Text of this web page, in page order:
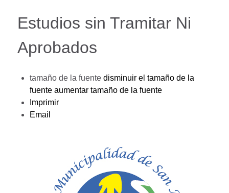
Estudios sin Tramitar Ni
Aprobados
tamaño de la fuente disminuir el tamaño de la
fuente aumentar tamaño de la fuente
Imprimir
Email